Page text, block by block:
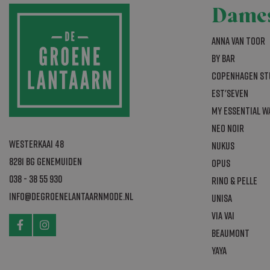
Westerkaai 48
8281 BG Genemuiden
038 - 38 55 930
info@degroenelantaarnmode.nl
Anna van Toor
By Bar
Copenhagen
Est'seven
My Essential
Neo Noir
Nukus
Opus
Rino & Pelle
Unisa
Via Vai
Beaumont
YAYA
_abck
Naam
bm_sv
sbjs_session
_ga
Naam
_fbp
_gcl_au
test_cookie
Naam
bm_sz
The
Group